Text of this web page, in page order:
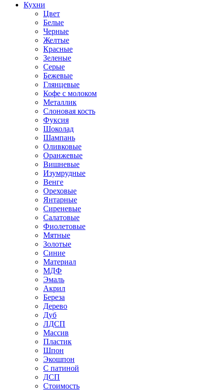
Кухни
Цвет
Белые
Черные
Желтые
Красные
Зеленые
Серые
Бежевые
Глянцевые
Кофе с молоком
Металлик
Слоновая кость
Фуксия
Шоколад
Шампань
Оливковые
Оранжевые
Вишневые
Изумрудные
Венге
Ореховые
Янтарные
Сиреневые
Салатовые
Фиолетовые
Мятные
Золотые
Синие
Материал
МДФ
Эмаль
Акрил
Береза
Дерево
Дуб
ЛДСП
Массив
Пластик
Шпон
Экошпон
С патиной
ДСП
Стоимость